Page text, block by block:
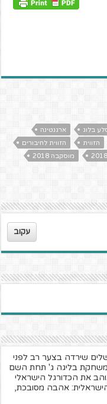
בלוג
ארגנטינה
הזווית
הזווית לחיבורים
מוסקבה 2018
עקוב
ירושלים שירדה בצער רב לפני
משחקת בליגה ג' תחת השם
את הכדורגל הישראלי
אהבה מסובכת,